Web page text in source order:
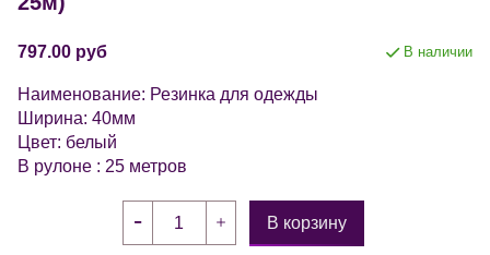
797.00 руб В наличии
Наименование: Резинка для одежды
Ширина: 40мм
Цвет: белый
В рулоне : 25 метров
В корзину